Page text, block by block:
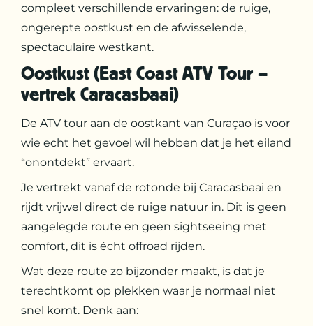
compleet verschillende ervaringen: de ruige,
ongerepte oostkust en de afwisselende,
spectaculaire westkant.
Oostkust (East Coast ATV Tour –
vertrek Caracasbaai)
De ATV tour aan de oostkant van Curaçao is voor
wie echt het gevoel wil hebben dat je het eiland
“onontdekt” ervaart.
Je vertrekt vanaf de rotonde bij Caracasbaai en
rijdt vrijwel direct de ruige natuur in. Dit is geen
aangelegde route en geen sightseeing met
comfort, dit is écht offroad rijden.
Wat deze route zo bijzonder maakt, is dat je
terechtkomt op plekken waar je normaal niet
snel komt. Denk aan: